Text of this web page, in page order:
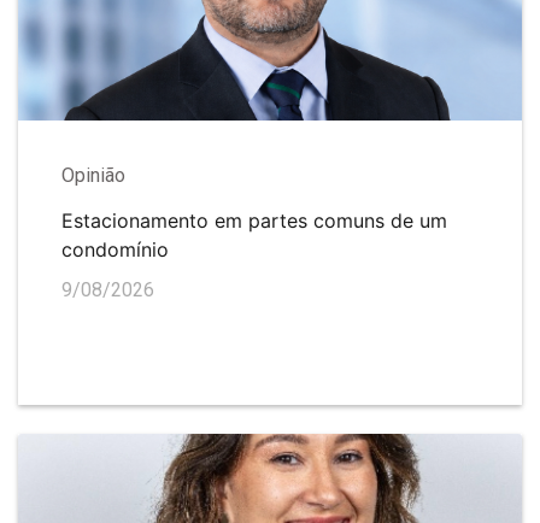
Opinião
Estacionamento em partes comuns de um
condomínio
9/08/2026